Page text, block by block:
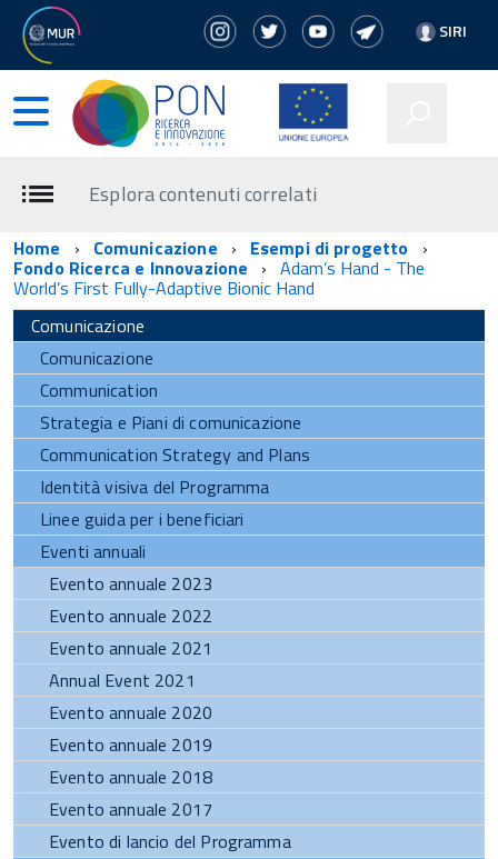
SIRI
Esplora contenuti correlati
Home Comunicazione Esempi di progetto
Fondo Ricerca e Innovazione Adam’s Hand - The
World’s First Fully-Adaptive Bionic Hand
Comunicazione
Comunicazione
Communication
Strategia e Piani di comunicazione
Communication Strategy and Plans
Identità visiva del Programma
Linee guida per i beneficiari
Eventi annuali
Evento annuale 2023
Evento annuale 2022
Evento annuale 2021
Annual Event 2021
Evento annuale 2020
Evento annuale 2019
Evento annuale 2018
Evento annuale 2017
Evento di lancio del Programma